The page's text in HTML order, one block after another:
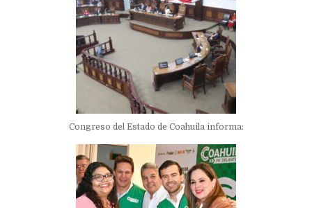
Congreso del Estado de Coahuila informa: